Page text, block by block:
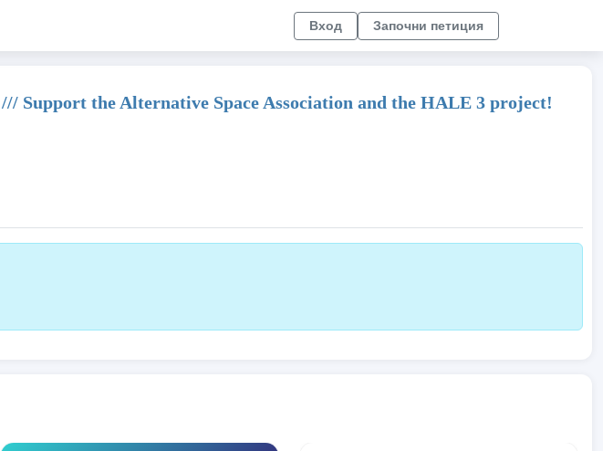
Вход Започни петиция
Support the Alternative Space Association and the HALE 3 project!